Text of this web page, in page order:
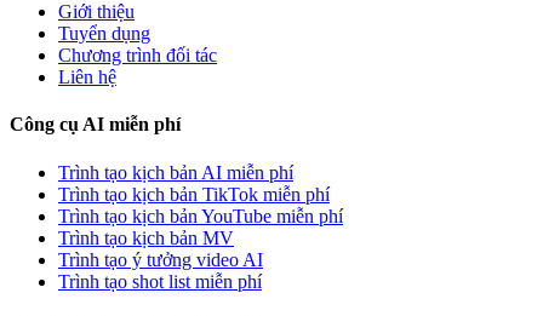
Giới thiệu
Tuyển dụng
Chương trình đối tác
Liên hệ
Công cụ AI miễn phí
Trình tạo kịch bản AI miễn phí
Trình tạo kịch bản TikTok miễn phí
Trình tạo kịch bản YouTube miễn phí
Trình tạo kịch bản MV
Trình tạo ý tưởng video AI
Trình tạo shot list miễn phí